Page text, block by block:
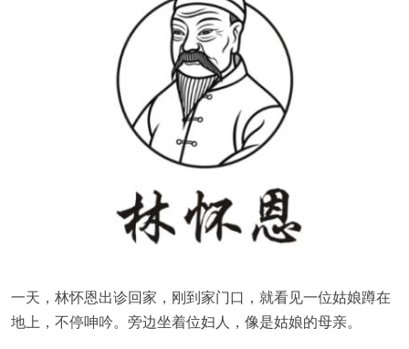
一天，林怀恩出诊回家，刚到家门口，就看见一位姑娘蹲在
地上，不停呻吟。旁边坐着位妇人，像是姑娘的母亲。